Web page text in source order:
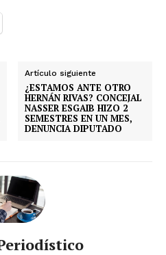
Artículo siguiente
¿ESTAMOS ANTE OTRO
HERNÁN RIVAS? CONCEJAL
NASSER ESGAIB HIZO 2
SEMESTRES EN UN MES,
DENUNCIA DIPUTADO